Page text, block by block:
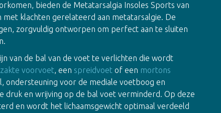
bieden de Metatarsalgia Insoles Sports van
klachten gerelateerd aan metatarsalgie. De
zorgvuldig ontworpen om perfect aan te sluiten
van de bal van de voet te verlichten die wordt
voorvoet, een spreidvoetof een mortons
ondersteuning voor de mediale voetboog en
en wrijving op de bal voet verminderd. Op deze
en wordt het lichaamsgewicht optimaal verdeeld